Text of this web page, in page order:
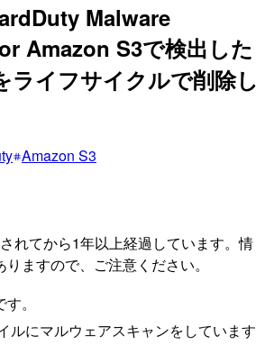
Malware
Amazon S3で検出した
ライフサイクルで削除し
Amazon S3
れてから1年以上経過しています。情
ますので、ご注意ください。
。
ルにマルウェアスキャンをしています